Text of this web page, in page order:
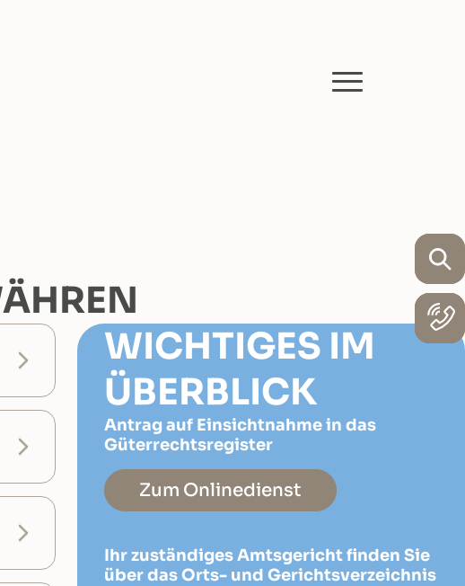
WICHTIGES IM
ÜBERBLICK
Antrag auf Einsichtnahme in das
Güterrechtsregister
Zum Onlinedienst
Ihr zuständiges Amtsgericht finden Sie
über das Orts- und Gerichtsverzeichnis